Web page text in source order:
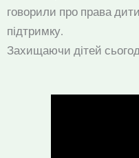
говорили про права
підтримку.
Захищаючи дітей